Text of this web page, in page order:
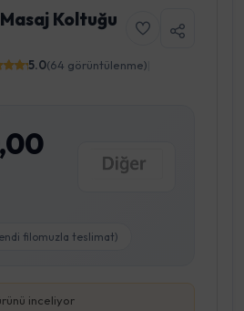
Koltuğu
5.0(64 görüntülenme)
filomuzla teslimat)
inceliyor